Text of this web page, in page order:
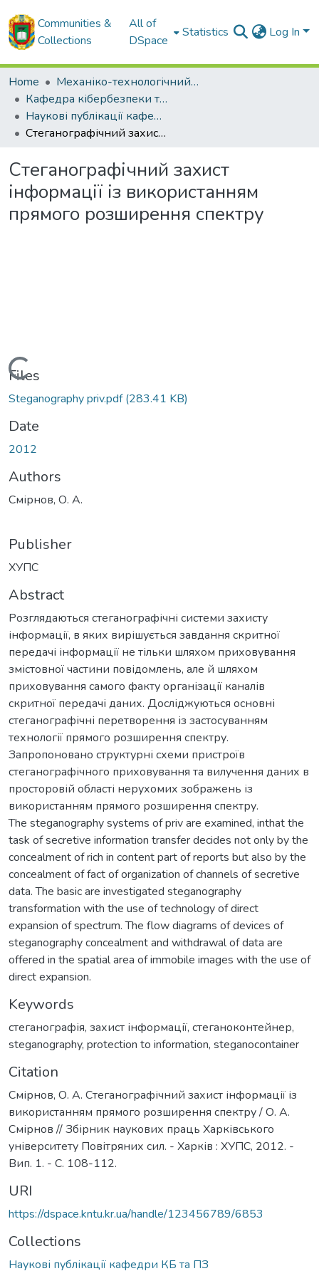
Communities &
Collections
All of
DSpace
Statistics Log In
Home
Механіко-технологічний факультет
Кафедра кібербезпеки та програмного забезпечення
Наукові публікації кафедри КБ та ПЗ
Стеганографічний захист інформації із використанням прямого розширення спектру
Стеганографічний захист
інформації із використанням
прямого розширення спектру
Loading...
Files
Steganography priv.pdf(283.41 KB)
Date
2012
Authors
Смірнов, О. А.
Publisher
ХУПС
Abstract
Розглядаються стеганографічні системи захисту
інформації, в яких вирішується завдання скритної
передачі інформації не тільки шляхом приховування
змістовної частини повідомлень, але й шляхом
приховування самого факту організації каналів
скритної передачі даних. Досліджуються основні
стеганографічні перетворення із застосуванням
технології прямого розширення спектру.
Запропоновано структурні схеми пристроїв
стеганографічного приховування та вилучення даних в
просторовій області нерухомих зображень із
використанням прямого розширення спектру.
The steganography systems of priv are examined, inthat the
task of secretive information transfer decides not only by the
concealment of rich in content part of reports but also by the
concealment of fact of organization of channels of secretive
data. The basic are investigated steganography
transformation with the use of technology of direct
expansion of spectrum. The flow diagrams of devices of
steganography concealment and withdrawal of data are
offered in the spatial area of immobile images with the use of
direct expansion.
Keywords
стеганографія, захист інформації, стеганоконтейнер,
steganography, protection to information, steganocontainer
Citation
Смірнов, О. А. Стеганографічний захист інформації із
використанням прямого розширення спектру / О. А.
Смірнов // Збірник наукових праць Харківського
університету Повітряних сил. - Харків : ХУПС, 2012. -
Вип. 1. - С. 108-112.
URI
https://dspace.kntu.kr.ua/handle/123456789/6853
Collections
Наукові публікації кафедри КБ та ПЗ